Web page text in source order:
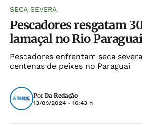
SECA SEVERA
Pescadores resgatam
lamaçal no Rio Paraguai
Pescadores enfrentam seca
centenas de peixes no Paraguai
Por Da Redação
13/09/2024 - 16:43 h